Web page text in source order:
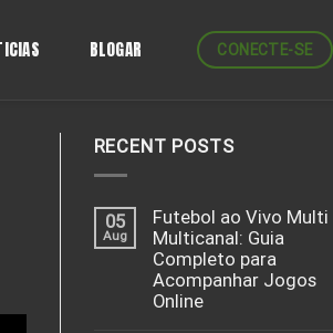
BLOGAR CONECTE-SE
RECENT POSTS
05
Aug
Futebol ao Vivo Multi
Multicanal: Guia
Completo para
Acompanhar Jogos
Online